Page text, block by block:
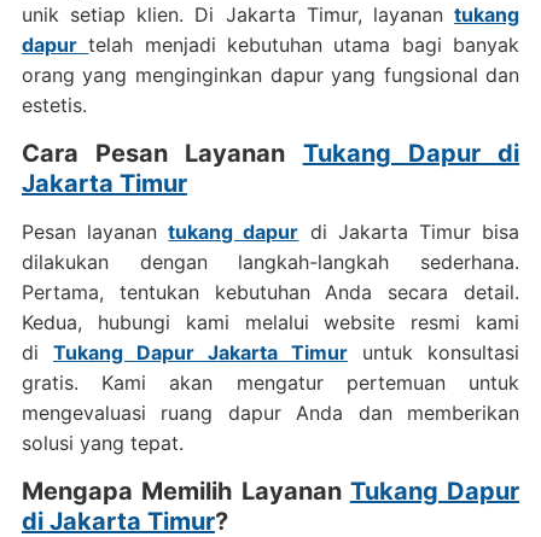
unik setiap klien. Di Jakarta Timur, layanantukang
dapur telah menjadi kebutuhan utama bagi banyak
orang yang menginginkan dapur yang fungsional dan
estetis.
Cara Pesan Layanan Tukang Dapur di
Jakarta Timur
Pesan layanantukang dapur di Jakarta Timur bisa
dilakukan dengan langkah-langkah sederhana.
Pertama, tentukan kebutuhan Anda secara detail.
Kedua, hubungi kami melalui website resmi kami
di Tukang Dapur Jakarta Timur untuk konsultasi
gratis. Kami akan mengatur pertemuan untuk
mengevaluasi ruang dapur Anda dan memberikan
solusi yang tepat.
Mengapa Memilih Layanan Tukang Dapur
di Jakarta Timur?